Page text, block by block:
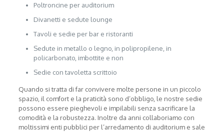
Poltroncine per auditorium
Divanetti e sedute lounge
Tavoli e sedie per bar e ristoranti
Sedute in metallo o legno, in polipropilene, in
policarbonato, imbottite e non
Sedie con tavoletta scrittoio
Quando si tratta di far convivere molte persone in un piccolo
spazio, il comfort e la praticità sono d’obbligo, le nostre sedie
possono essere pieghevoli e impilabili senza sacrificare la
comodità e la robustezza. Inoltre da anni collaboriamo con
moltissimi enti pubblici per l’arredamento di auditorium e sale